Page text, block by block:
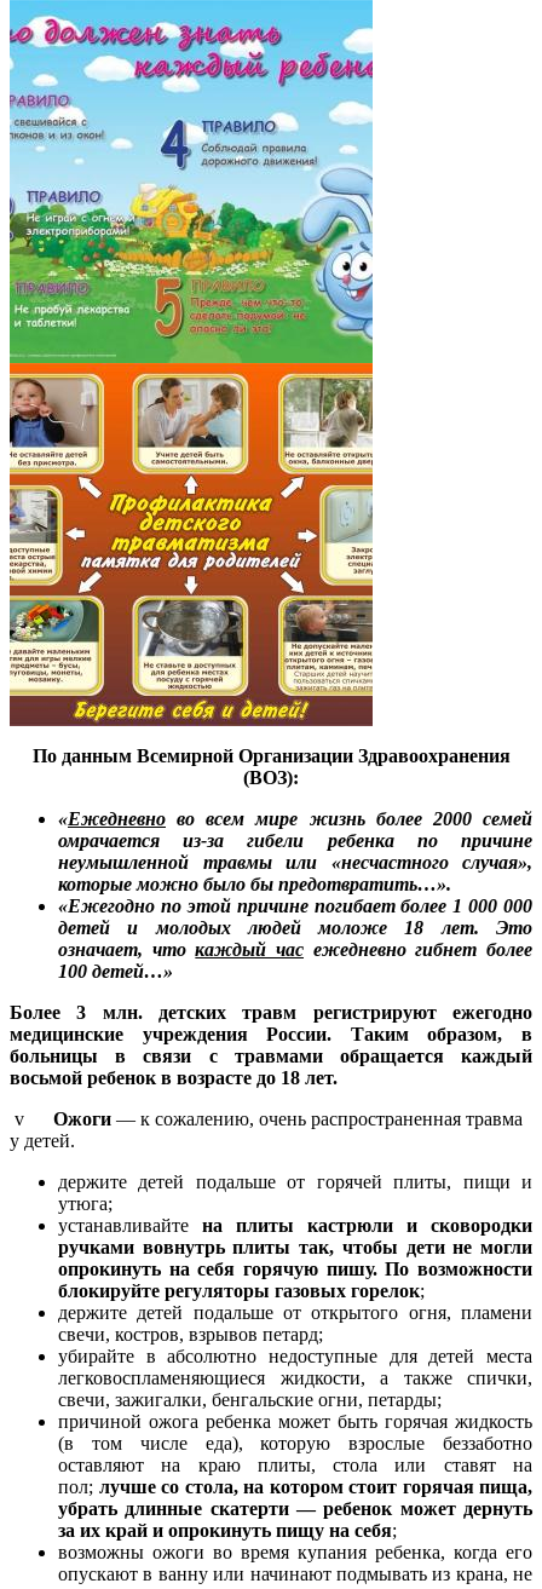
По данным Всемирной Организации Здравоохранения
(ВОЗ):
«Ежедневно во всем мире жизнь более 2000 семей
омрачается из-за гибели ребенка по причине
неумышленной травмы или «несчастного случая»,
которые можно было бы предотвратить…».
«Ежегодно по этой причине погибает более 1 000 000
детей и молодых людей моложе 18 лет. Это
означает, чтокаждый час ежедневно гибнет более
100 детей…»
Более 3 млн. детских травм регистрируют ежегодно
медицинские учреждения России. Таким образом, в
больницы в связи с травмами обращается каждый
восьмой ребенок в возрасте до 18 лет.
v Ожоги — к сожалению, очень распространенная травма
у детей.
держите детей подальше от горячей плиты, пищи и
утюга;
устанавливайте на плиты кастрюли и сковородки
ручками вовнутрь плиты так, чтобы дети не могли
опрокинуть на себя горячую пишу. По возможности
блокируйте регуляторы газовых горелок;
держите детей подальше от открытого огня, пламени
свечи, костров, взрывов петард;
убирайте в абсолютно недоступные для детей места
легковоспламеняющиеся жидкости, а также спички,
свечи, зажигалки, бенгальские огни, петарды;
причиной ожога ребенка может быть горячая жидкость
(в том числе еда), которую взрослые беззаботно
оставляют на краю плиты, стола или ставят на
пол; лучше со стола, на котором стоит горячая пища,
убрать длинные скатерти — ребенок может дернуть
за их край и опрокинуть пищу на себя;
возможны ожоги во время купания ребенка, когда его
опускают в ванну или начинают подмывать из крана, не